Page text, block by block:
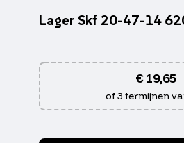
Lager Skf 20-47-14
€19,65
of 3 termijnen